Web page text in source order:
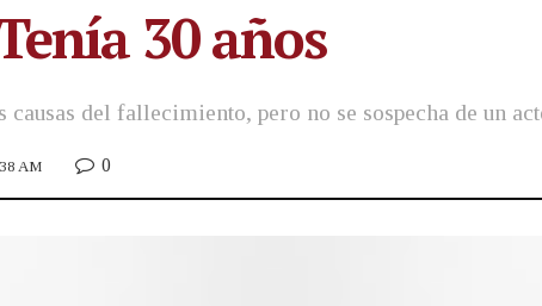
30 años
del fallecimiento, pero no se sospecha de un
AM 0